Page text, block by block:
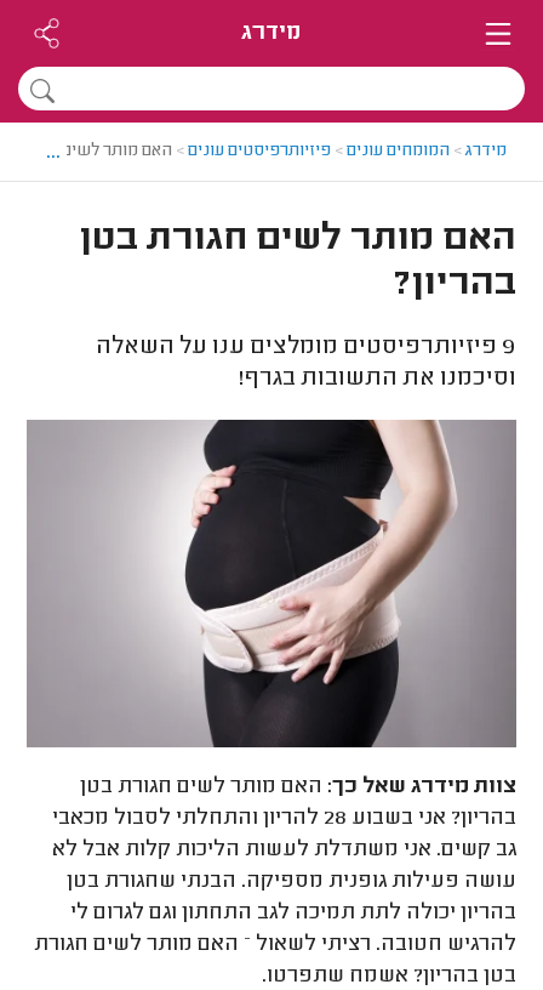
מידרג
מידרג> המומחים עונים> פיזיותרפיסטים עונים> האם מותר לשים חגורת
...
האם מותר לשים חגורת בטן
בהריון?
9 פיזיותרפיסטים מומלצים ענו על השאלה
וסיכמנו את התשובות בגרף!
צוות מידרג שאל כך: האם מותר לשים חגורת בטן
בהריון? אני בשבוע 28 להריון והתחלתי לסבול מכאבי
גב קשים. אני משתדלת לעשות הליכות קלות אבל לא
עושה פעילות גופנית מספיקה. הבנתי שחגורת בטן
בהריון יכולה לתת תמיכה לגב התחתון וגם לגרום לי
להרגיש חטובה. רציתי לשאול – האם מותר לשים חגורת
בטן בהריון? אשמח שתפרטו.